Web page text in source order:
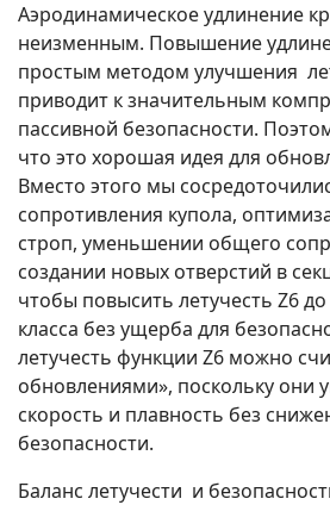
Аэродинамическое удлинение
неизменным. Повышение
простым методом улучшения
приводит к значительным
пассивной безопасности.
что это хорошая идея для
Вместо этого мы
сопротивления купола,
строп, уменьшении общего
создании новых отверстий в
чтобы повысить летучесть Z6
класса без ущерба для
летучесть функции Z6 можно
обновлениями», поскольку они
скорость и плавность без
безопасности.
Баланс летучести и